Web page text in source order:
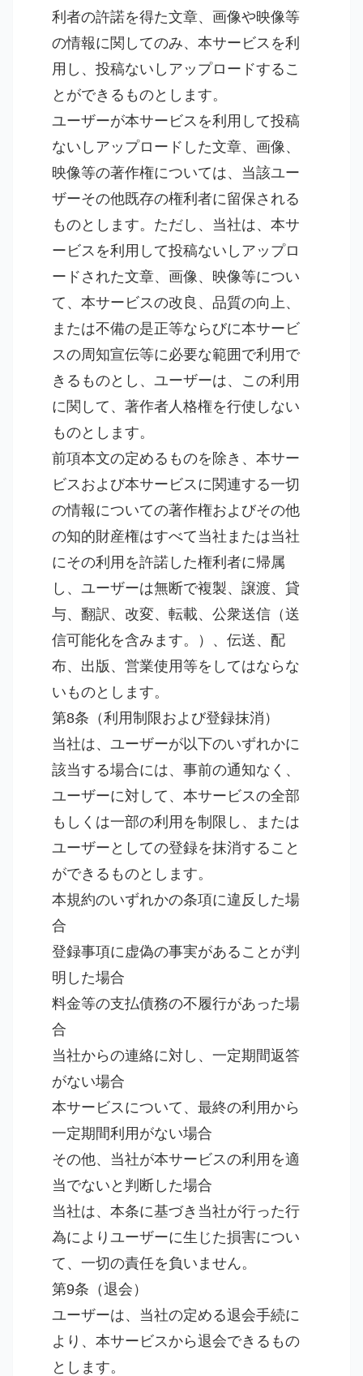
利者の許諾を得た文章、画像や映像等
の情報に関してのみ、本サービスを利
用し、投稿ないしアップロードするこ
とができるものとします。
ユーザーが本サービスを利用して投稿
ないしアップロードした文章、画像、
映像等の著作権については、当該ユー
ザーその他既存の権利者に留保される
ものとします。ただし、当社は、本サ
ービスを利用して投稿ないしアップロ
ードされた文章、画像、映像等につい
て、本サービスの改良、品質の向上、
または不備の是正等ならびに本サービ
スの周知宣伝等に必要な範囲で利用で
きるものとし、ユーザーは、この利用
に関して、著作者人格権を行使しない
ものとします。
前項本文の定めるものを除き、本サー
ビスおよび本サービスに関連する一切
の情報についての著作権およびその他
の知的財産権はすべて当社または当社
にその利用を許諾した権利者に帰属
し、ユーザーは無断で複製、譲渡、貸
与、翻訳、改変、転載、公衆送信（送
信可能化を含みます。）、伝送、配
布、出版、営業使用等をしてはならな
いものとします。
第8条（利用制限および登録抹消）
当社は、ユーザーが以下のいずれかに
該当する場合には、事前の通知なく、
ユーザーに対して、本サービスの全部
もしくは一部の利用を制限し、または
ユーザーとしての登録を抹消すること
ができるものとします。
本規約のいずれかの条項に違反した場
合
登録事項に虚偽の事実があることが判
明した場合
料金等の支払債務の不履行があった場
合
当社からの連絡に対し、一定期間返答
がない場合
本サービスについて、最終の利用から
一定期間利用がない場合
その他、当社が本サービスの利用を適
当でないと判断した場合
当社は、本条に基づき当社が行った行
為によりユーザーに生じた損害につい
て、一切の責任を負いません。
第9条（退会）
ユーザーは、当社の定める退会手続に
より、本サービスから退会できるもの
とします。